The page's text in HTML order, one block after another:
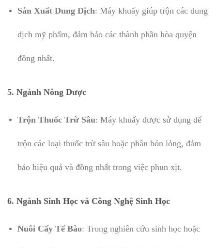
Sản Xuất Dung Dịch: Máy khuấy giúp trộn các dung
dịch mỹ phẩm, đảm bảo các thành phần hòa quyện
đồng nhất.
5. Ngành Nông Dược
Trộn Thuốc Trừ Sâu: Máy khuấy được sử dụng để
trộn các loại thuốc trừ sâu hoặc phân bón lỏng, đảm
bảo hiệu quả và đồng nhất trong việc phun xịt.
6. Ngành Sinh Học và Công Nghệ Sinh Học
Nuôi Cấy Tế Bào: Trong nghiên cứu sinh học hoặc